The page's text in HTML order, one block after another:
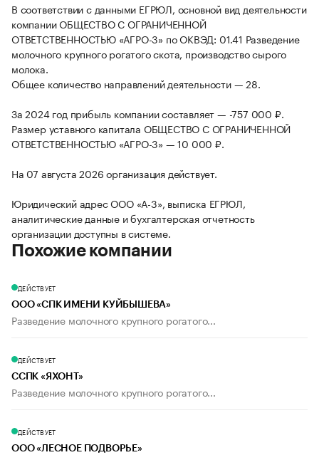
В соответствии с данными ЕГРЮЛ, основной вид деятельности
компании ОБЩЕСТВО С ОГРАНИЧЕННОЙ
ОТВЕТСТВЕННОСТЬЮ «АГРО-3» по ОКВЭД: 01.41 Разведение
молочного крупного рогатого скота, производство сырого
молока.
Общее количество направлений деятельности — 28.
За 2024 год прибыль компании составляет — -757 000 ₽.
Размер уставного капитала ОБЩЕСТВО С ОГРАНИЧЕННОЙ
ОТВЕТСТВЕННОСТЬЮ «АГРО-3» — 10 000 ₽.
На 07 августа 2026 организация действует.
Юридический адрес ООО «А-3», выписка ЕГРЮЛ,
аналитические данные и бухгалтерская отчетность
организации доступны в системе.
Похожие компании
ДЕЙСТВУЕТ
ООО «СПК ИМЕНИ КУЙБЫШЕВА»
Разведение молочного крупного рогатого...
ДЕЙСТВУЕТ
ССПК «ЯХОНТ»
Разведение молочного крупного рогатого...
ДЕЙСТВУЕТ
ООО «ЛЕСНОЕ ПОДВОРЬЕ»